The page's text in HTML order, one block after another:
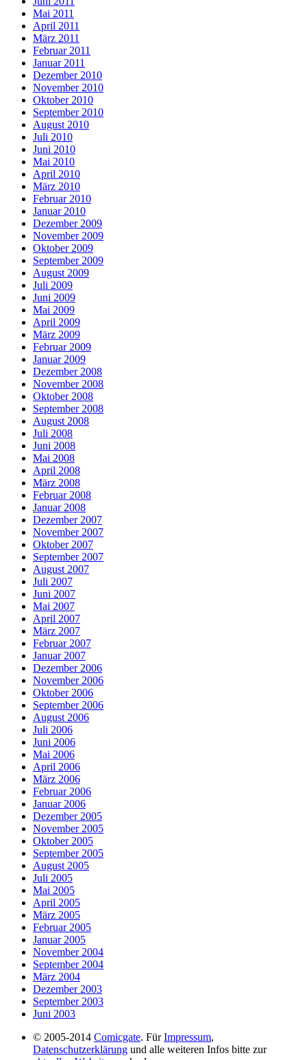
Mai 2011
April 2011
März 2011
Februar 2011
Januar 2011
Dezember 2010
November 2010
Oktober 2010
September 2010
August 2010
Juli 2010
Juni 2010
Mai 2010
April 2010
März 2010
Februar 2010
Januar 2010
Dezember 2009
November 2009
Oktober 2009
September 2009
August 2009
Juli 2009
Juni 2009
Mai 2009
April 2009
März 2009
Februar 2009
Januar 2009
Dezember 2008
November 2008
Oktober 2008
September 2008
August 2008
Juli 2008
Juni 2008
Mai 2008
April 2008
März 2008
Februar 2008
Januar 2008
Dezember 2007
November 2007
Oktober 2007
September 2007
August 2007
Juli 2007
Juni 2007
Mai 2007
April 2007
März 2007
Februar 2007
Januar 2007
Dezember 2006
November 2006
Oktober 2006
September 2006
August 2006
Juli 2006
Juni 2006
Mai 2006
April 2006
März 2006
Februar 2006
Januar 2006
Dezember 2005
November 2005
Oktober 2005
September 2005
August 2005
Juli 2005
Mai 2005
April 2005
März 2005
Februar 2005
Januar 2005
November 2004
September 2004
März 2004
Dezember 2003
September 2003
Juni 2003
© 2005-2014 Comicgate. FürImpressum,
Datenschutzerklärung und alle weiteren Infos bitte zur